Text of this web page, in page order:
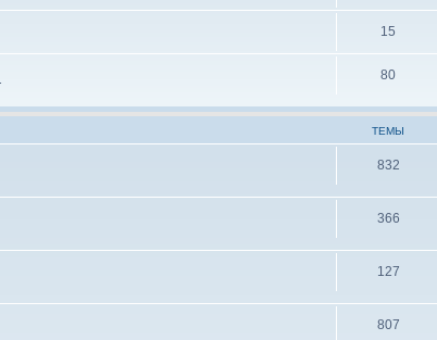
15
80
ТЕМЫ
832
366
127
807